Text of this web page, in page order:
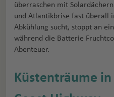
überraschen mit
und Atlantikbrise fast überall
Abkühlung sucht, stoppt an
während die Batterie
Abenteuer.
Küstenträume